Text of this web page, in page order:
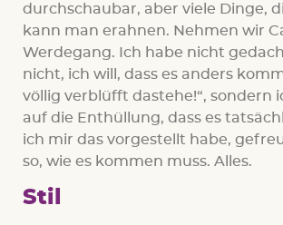
durchschaubar, aber viele Dinge,
kann man erahnen. Nehmen wir
Werdegang. Ich habe nicht
nicht, ich will, dass es anders
völlig verblüfft dastehe!“, sondern
auf die Enthüllung, dass es
ich mir das vorgestellt habe,
so, wie es kommen muss. Alles.
Stil